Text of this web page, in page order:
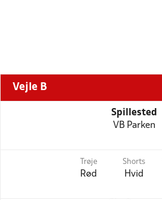
Vejle B
Spillested
VB Parken
Trøje
Rød
Shorts
Hvid